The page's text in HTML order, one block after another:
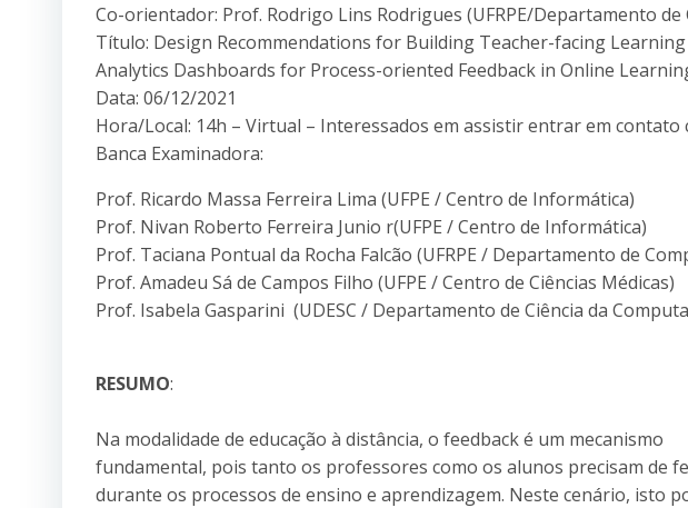
Co-orientador: Prof. Rodrigo Lins Rodrigues (UFRPE/Departamento de
Título: Design Recommendations for Building Teacher-facing Learning
Analytics Dashboards for Process-oriented Feedback in Online
Data: 06/12/2021
Hora/Local: 14h – Virtual – Interessados em assistir entrar em contato
Banca Examinadora:
Prof. Ricardo Massa Ferreira Lima (UFPE / Centro de Informática)
Prof. Nivan Roberto Ferreira Junio r(UFPE / Centro de Informática)
Prof. Taciana Pontual da Rocha Falcão (UFRPE / Departamento de
Prof. Amadeu Sá de Campos Filho (UFPE / Centro de Ciências Médicas)
Prof. Isabela Gasparini (UDESC / Departamento de Ciência da
RESUMO:
Na modalidade de educação à distância, o feedback é um mecanismo
fundamental, pois tanto os professores como os alunos precisam de
durante os processos de ensino e aprendizagem. Neste cenário, isto